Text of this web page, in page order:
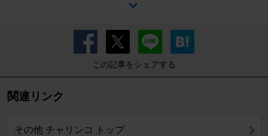
この記事をシェアする
関連リンク
その他 チャリンコ トップ